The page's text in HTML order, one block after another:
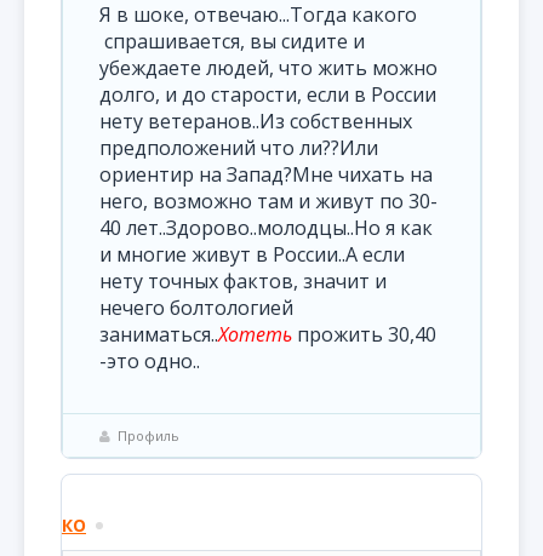
Я в шоке, отвечаю...Тогда какого
спрашивается, вы сидите и
убеждаете людей, что жить можно
долго, и до старости, если в России
нету ветеранов..Из собственных
предположений что ли??Или
ориентир на Запад?Мне чихать на
него, возможно там и живут по 30-
40 лет..Здорово..молодцы..Но я как
и многие живут в России..А если
нету точных фактов, значит и
нечего болтологией
заниматься..Хотеть прожить 30,40
-это одно..
Профиль
КО